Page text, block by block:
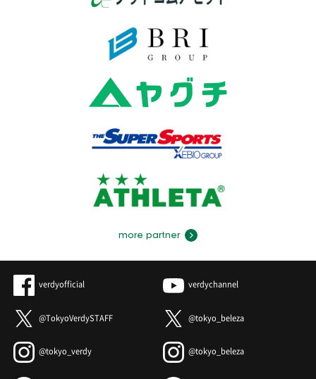
more partner
verdyofficial verdychannel
@TokyoVerdySTAFF @tokyo_beleza
@tokyo_verdy @tokyo_beleza